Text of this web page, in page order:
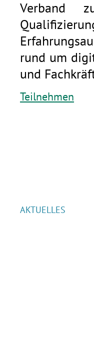
Verband
rund um
und
Teilnehmen
AKTUELLES